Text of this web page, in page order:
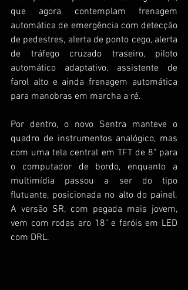
que agora contemplam frenagem
automática de emergência com detecção
de pedestres, alerta de ponto cego, alerta
de tráfego cruzado traseiro, piloto
automático adaptativo, assistente de
farol alto e ainda frenagem automática
para manobras em marcha a ré.
Por dentro, o novo Sentra manteve o
quadro de instrumentos analógico, mas
com uma tela central em TFT de 8" para
o computador de bordo, enquanto a
multimídia passou a ser do tipo
flutuante, posicionada no alto do painel.
A versão SR, com pegada mais jovem,
vem com rodas aro 18" e faróis em LED
com DRL.